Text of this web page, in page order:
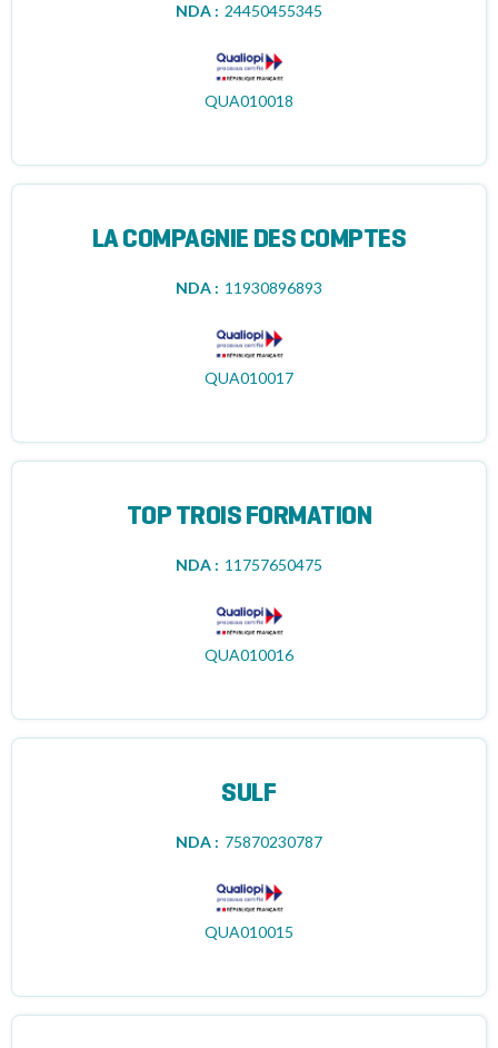
NDA : 24450455345
QUA010018
LA COMPAGNIE DES COMPTES
NDA : 11930896893
QUA010017
TOP TROIS FORMATION
NDA : 11757650475
QUA010016
SULF
NDA : 75870230787
QUA010015